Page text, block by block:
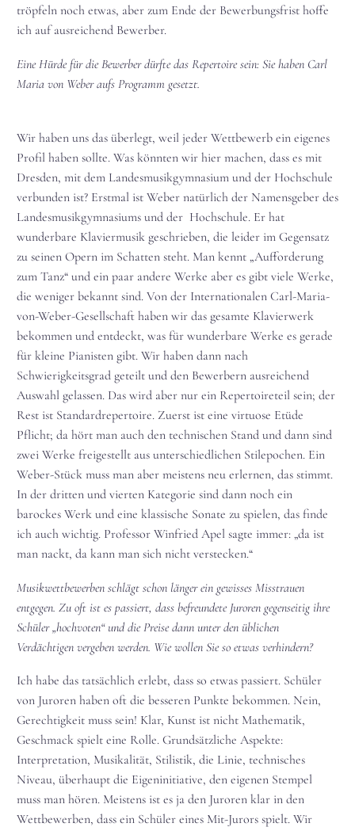
tröpfeln noch etwas, aber zum Ende der Bewerbungsfrist hoffe
ich auf ausreichend Bewerber.
Eine Hürde für die Bewerber dürfte das Repertoire sein: Sie haben Carl
Maria von Weber aufs Programm gesetzt.
Wir haben uns das überlegt, weil jeder Wettbewerb ein eigenes
Profil haben sollte. Was könnten wir hier machen, dass es mit
Dresden, mit dem Landesmusikgymnasium und der Hochschule
verbunden ist? Erstmal ist Weber natürlich der Namensgeber des
Landesmusikgymnasiums und der Hochschule. Er hat
wunderbare Klaviermusik geschrieben, die leider im Gegensatz
zu seinen Opern im Schatten steht. Man kennt „Aufforderung
zum Tanz“ und ein paar andere Werke aber es gibt viele Werke,
die weniger bekannt sind. Von der Internationalen Carl-Maria-
von-Weber-Gesellschaft haben wir das gesamte Klavierwerk
bekommen und entdeckt, was für wunderbare Werke es gerade
für kleine Pianisten gibt. Wir haben dann nach
Schwierigkeitsgrad geteilt und den Bewerbern ausreichend
Auswahl gelassen. Das wird aber nur ein Repertoireteil sein; der
Rest ist Standardrepertoire. Zuerst ist eine virtuose Etüde
Pflicht; da hört man auch den technischen Stand und dann sind
zwei Werke freigestellt aus unterschiedlichen Stilepochen. Ein
Weber-Stück muss man aber meistens neu erlernen, das stimmt.
In der dritten und vierten Kategorie sind dann noch ein
barockes Werk und eine klassische Sonate zu spielen, das finde
ich auch wichtig. Professor Winfried Apel sagte immer: „da ist
man nackt, da kann man sich nicht verstecken.“
Musikwettbewerben schlägt schon länger ein gewisses Misstrauen
entgegen. Zu oft ist es passiert, dass befreundete Juroren gegenseitig ihre
Schüler „hochvoten“ und die Preise dann unter den üblichen
Verdächtigen vergeben werden. Wie wollen Sie so etwas verhindern?
Ich habe das tatsächlich erlebt, dass so etwas passiert. Schüler
von Juroren haben oft die besseren Punkte bekommen. Nein,
Gerechtigkeit muss sein! Klar, Kunst ist nicht Mathematik,
Geschmack spielt eine Rolle. Grundsätzliche Aspekte:
Interpretation, Musikalität, Stilistik, die Linie, technisches
Niveau, überhaupt die Eigeninitiative, den eigenen Stempel
muss man hören. Meistens ist es ja den Juroren klar in den
Wettbewerben, dass ein Schüler eines Mit-Jurors spielt. Wir